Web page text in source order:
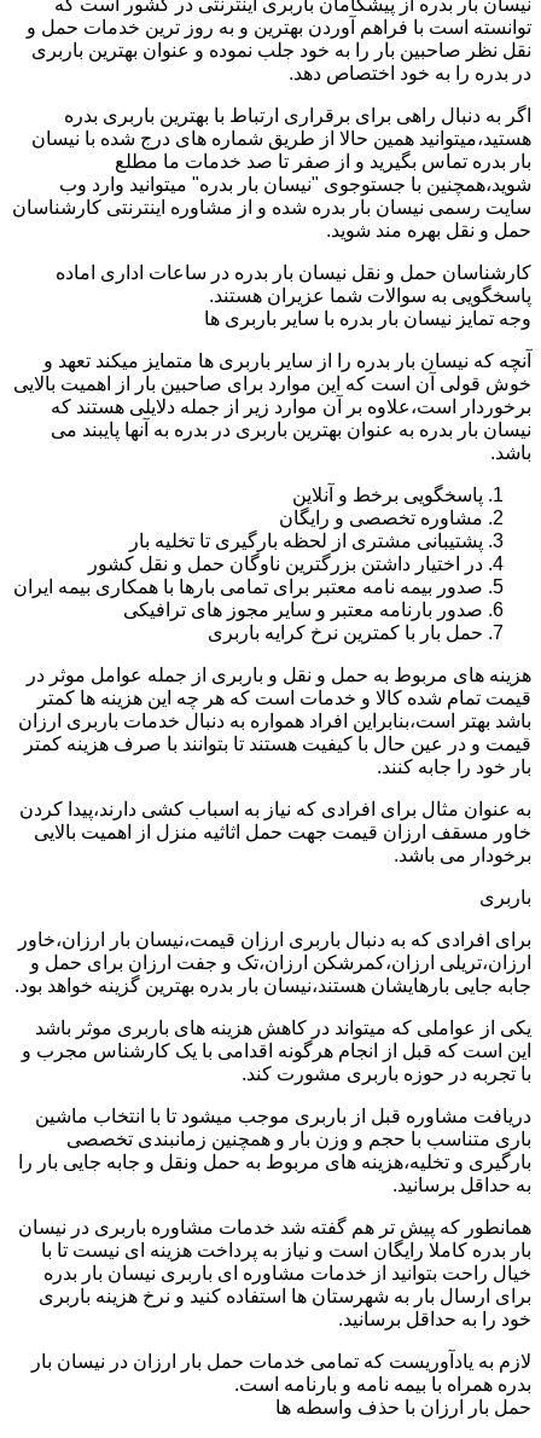
نیسان بار بدره از پیشگامان باربری اینترنتی در کشور است که
توانسته است با فراهم آوردن بهترین و به روز ترین خدمات حمل و
نقل نظر صاحبین بار را به خود جلب نموده و عنوان بهترین باربری
در بدره را به خود اختصاص دهد.
اگر به دنبال راهی برای برقراری ارتباط با بهترین باربری بدره
هستید،میتوانید همین حالا از طریق شماره های درج شده با نیسان
بار بدره تماس بگیرید و از صفر تا صد خدمات ما مطلع
شوید،همچنین با جستوجوی "نیسان بار بدره" میتوانید وارد وب
سایت رسمی نیسان بار بدره شده و از مشاوره اینترنتی کارشناسان
حمل و نقل بهره مند شوید.
کارشناسان حمل و نقل نیسان بار بدره در ساعات اداری اماده
پاسخگویی به سوالات شما عزیران هستند.
وجه تمایز نیسان بار بدره با سایر باربری ها
آنچه که نیسان بار بدره را از سایر باربری ها متمایز میکند تعهد و
خوش قولی آن است که این موارد برای صاحبین بار از اهمیت بالایی
برخوردار است،علاوه بر آن موارد زیر از جمله دلایلی هستند که
نیسان بار بدره به عنوان بهترین باربری در بدره به آنها پایبند می
باشد.
پاسخگویی برخط و آنلاین
مشاوره تخصصی و رایگان
پشتیبانی مشتری از لحظه بارگیری تا تخلیه بار
در اختیار داشتن بزرگترین ناوگان حمل و نقل کشور
صدور بیمه نامه معتبر برای تمامی بارها با همکاری بیمه ایران
صدور بارنامه معتبر و سایر مجوز های ترافیکی
حمل بار با کمترین نرخ کرایه باربری
هزینه های مربوط به حمل و نقل و باربری از جمله عوامل موثر در
قیمت تمام شده کالا و خدمات است که هر چه این هزینه ها کمتر
باشد بهتر است،بنابراین افراد همواره به دنبال خدمات باربری ارزان
قیمت و در عین حال با کیفیت هستند تا بتوانند با صرف هزینه کمتر
بار خود را جابه کنند.
به عنوان مثال برای افرادی که نیاز به اسباب کشی دارند،پیدا کردن
خاور مسقف ارزان قیمت جهت حمل اثاثیه منزل از اهمیت بالایی
برخودار می باشد.
باربری
برای افرادی که به دنبال باربری ارزان قیمت،نیسان بار ارزان،خاور
ارزان،تریلی ارزان،کمرشکن ارزان،تک و جفت ارزان برای حمل و
جابه جایی بارهایشان هستند،نیسان بار بدره بهترین گزینه خواهد بود.
یکی از عواملی که میتواند در کاهش هزینه های باربری موثر باشد
این است که قبل از انجام هرگونه اقدامی با یک کارشناس مجرب و
با تجربه در حوزه باربری مشورت کند.
دریافت مشاوره قبل از باربری موجب میشود تا با انتخاب ماشین
باری متناسب با حجم و وزن بار و همچنین زمانبندی تخصصی
بارگیری و تخلیه،هزینه های مربوط به حمل ونقل و جابه جایی بار را
به حداقل برسانید.
همانطور که پیش تر هم گفته شد خدمات مشاوره باربری در نیسان
بار بدره کاملا رایگان است و نیاز به پرداخت هزینه ای نیست تا با
خیال راحت بتوانید از خدمات مشاوره ای باربری نیسان بار بدره
برای ارسال بار به شهرستان ها استفاده کنید و نرخ هزینه باربری
خود را به حداقل برسانید.
لازم به یادآوریست که تمامی خدمات حمل بار ارزان در نیسان بار
بدره همراه با بیمه نامه و بارنامه است.
حمل بار ارزان با حذف واسطه ها